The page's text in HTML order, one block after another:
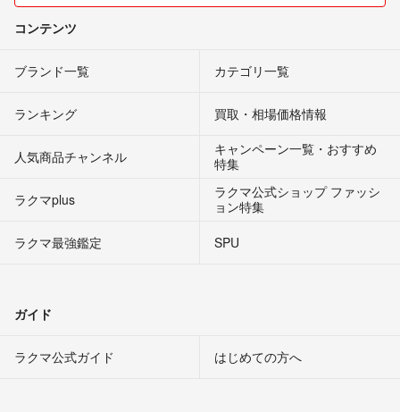
コンテンツ
ブランド一覧 カテゴリ一覧
ランキング 買取・相場価格情報
人気商品チャンネル
キャンペーン一覧・おすすめ
特集
ラクマplus
ラクマ公式ショップ ファッシ
ョン特集
ラクマ最強鑑定
SPU
ガイド
ラクマ公式ガイド はじめての方へ